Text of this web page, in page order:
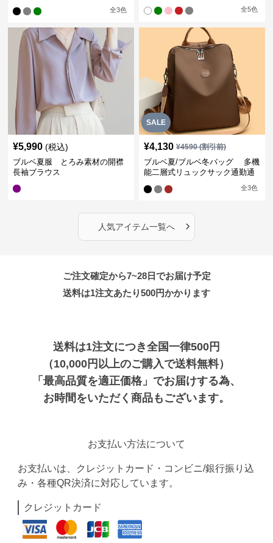
全3色 全5色
¥5,990 (税込)
ブルベ夏服 とろみ素材の開襟
長袖ブラウス
SALE
¥4,130 ¥4590(割引前)
ブルベ夏/ブルベ冬バッグ 多機
能二層式リュックサック通勤通
全3色
人気アイテム一覧へ ›
ご注文確定から7~28日でお届け予定
送料は1注文あたり500円かかります
送料は1注文につき全国一律500円
（10,000円以上のご購入で送料無料）
「最高品質を適正価格」でお届けする為、
お時間をいただく商品もございます。
お支払い方法について
お支払いは、クレジットカード・コンビニ/銀行振り込
み・各種QR決済に対応しています。
クレジットカード